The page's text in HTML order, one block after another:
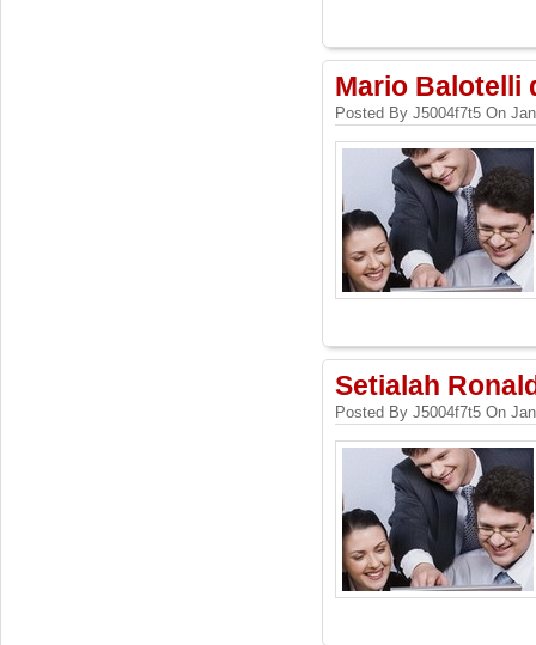
Mario Balotelli
Posted By J5004f7t5 On
Setialah
Posted By J5004f7t5 On